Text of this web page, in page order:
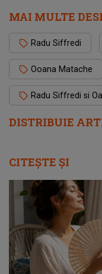
DISTRIBUIE
MAI MULTE
Radu Siffredi
Ooana Matache
Radu Siffredi si
CITEȘTE ȘI